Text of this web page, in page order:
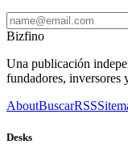
Bizfino
Una publicación
fundadores, inversores
AboutBuscarRSS
Desks